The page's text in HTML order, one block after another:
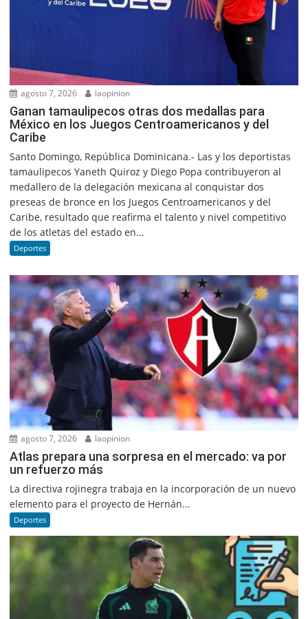
agosto 7, 2026 laopinion
Ganan tamaulipecos otras dos medallas para
México en los Juegos Centroamericanos y del
Caribe
Santo Domingo, República Dominicana.- Las y los deportistas
tamaulipecos Yaneth Quiroz y Diego Popa contribuyeron al
medallero de la delegación mexicana al conquistar dos
preseas de bronce en los Juegos Centroamericanos y del
Caribe, resultado que reafirma el talento y nivel competitivo
de los atletas del estado en...
Deportes
agosto 7, 2026 laopinion
Atlas prepara una sorpresa en el mercado: va por
un refuerzo más
La directiva rojinegra trabaja en la incorporación de un nuevo
elemento para el proyecto de Hernán...
Deportes